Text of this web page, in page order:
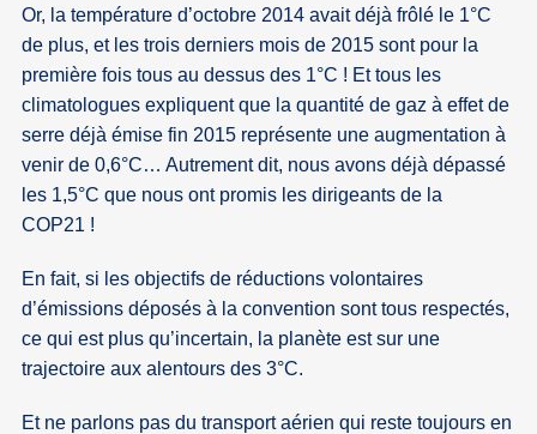
Or, la température d’octobre 2014 avait déjà frôlé le 1°C
de plus, et les trois derniers mois de 2015 sont pour la
première fois tous au dessus des 1°C ! Et tous les
climatologues expliquent que la quantité de gaz à effet de
serre déjà émise fin 2015 représente une augmentation à
venir de 0,6°C… Autrement dit, nous avons déjà dépassé
les 1,5°C que nous ont promis les dirigeants de la
COP21 !
En fait, si les objectifs de réductions volontaires
d’émissions déposés à la convention sont tous respectés,
ce qui est plus qu’incertain, la planète est sur une
trajectoire aux alentours des 3°C.
Et ne parlons pas du transport aérien qui reste toujours en